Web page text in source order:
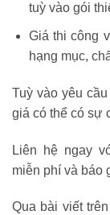
tuỳ vào gói
Giá thi công
hạng mục,
Tuỳ vào yêu
giá có thể có sự
Liên hệ ngay
miễn phí và báo
Qua bài viết